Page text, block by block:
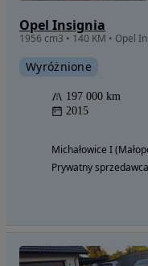
Opel Insignia
1956 cm3 • 140 KM • Opel
Wyróżnione
197 000 km
2015
Michałowice I
Prywatny